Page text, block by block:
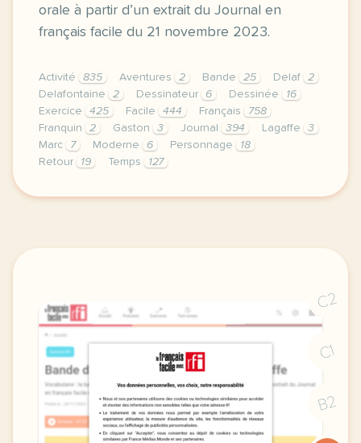
orale à partir d’un extrait du Journal en
français facile du 21 novembre 2023.
Activité 835 Aventures 2 Bande 25 Delaf
2
Delafontaine
2 Dessinateur 6 Dessinée
16
Exercice
425 Facile 444 Français
758
Franquin
2 Gaston 3 Journal 394 Lagaffe
3
Marc
7 Moderne 6 Personnage
18
Retour
19 Temps 127
exercice b1 bande dessinee le retour de gaston
C2
C1
B2